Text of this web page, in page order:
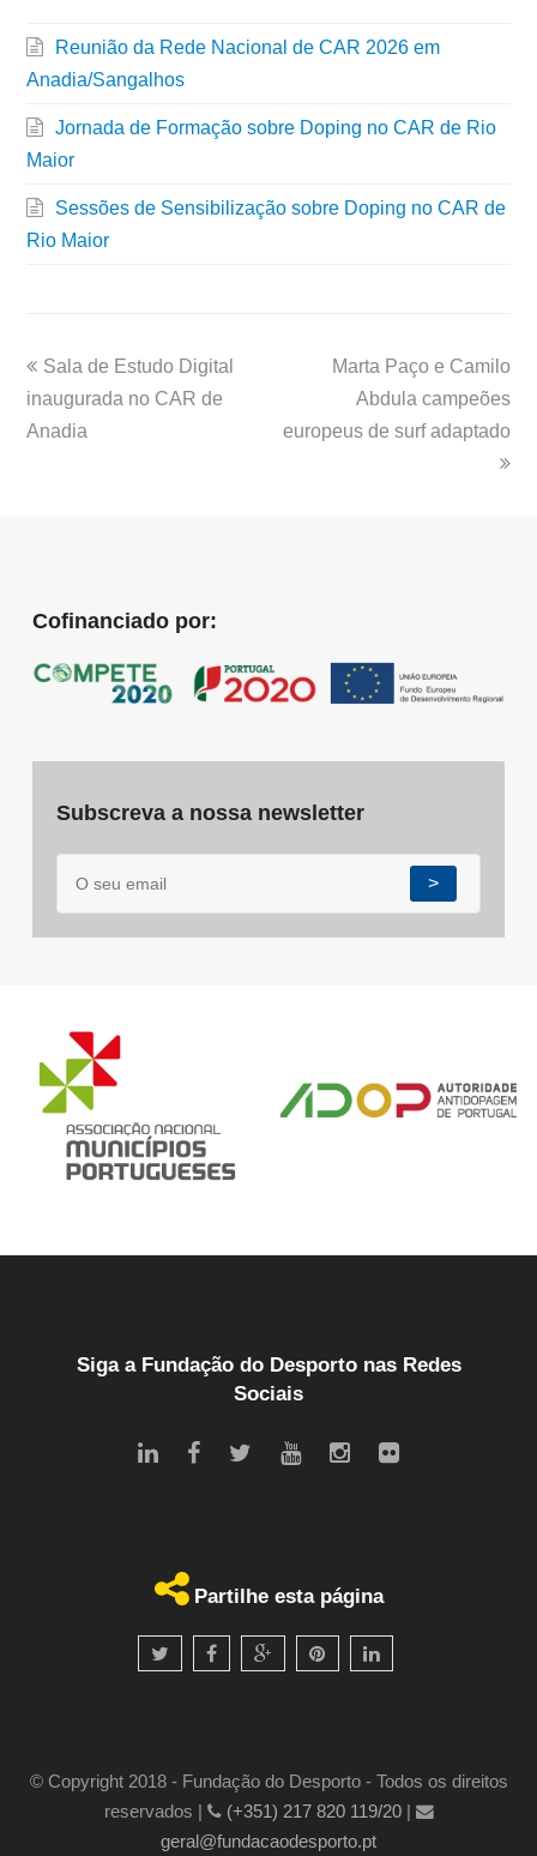
Reunião da Rede Nacional de CAR 2026 em
Anadia/Sangalhos
Jornada de Formação sobre Doping no CAR de Rio
Maior
Sessões de Sensibilização sobre Doping no CAR de
Rio Maior
Marta Paço e Camilo
Abdula campeões
europeus de surf adaptado
Sala de Estudo Digital
inaugurada no CAR de
Anadia
Cofinanciado por:
Subscreva a nossa newsletter
>
Siga a Fundação do Desporto nas Redes
Sociais
Partilhe esta página
© Copyright 2018 - Fundação do Desporto - Todos os direitos
reservados |
(+351) 217 820 119/20|
geral@fundacaodesporto.pt